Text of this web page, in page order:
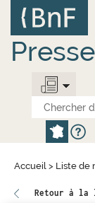
contenu
principal
Accueil > Liste de
Retour à la
Panneau de gestion